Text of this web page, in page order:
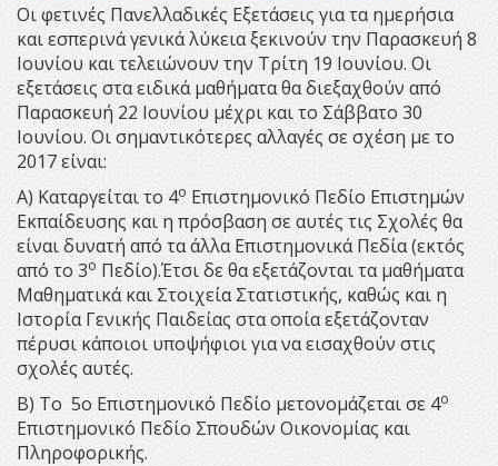
Οι φετινές Πανελλαδικές Εξετάσεις για τα ημερήσια
και εσπερινά γενικά λύκεια ξεκινούν την Παρασκευή 8
Ιουνίου και τελειώνουν την Τρίτη 19 Ιουνίου. Οι
εξετάσεις στα ειδικά μαθήματα θα διεξαχθούν από
Παρασκευή 22 Ιουνίου μέχρι και το Σάββατο 30
Ιουνίου. Οι σημαντικότερες αλλαγές σε σχέση με το
2017 είναι:
Α) Καταργείται το 4ο Επιστημονικό Πεδίο Επιστημών
Εκπαίδευσης και η πρόσβαση σε αυτές τις Σχολές θα
είναι δυνατή από τα άλλα Επιστημονικά Πεδία (εκτός
από το 3ο Πεδίο).Έτσι δε θα εξετάζονται τα μαθήματα
Μαθηματικά και Στοιχεία Στατιστικής, καθώς και η
Ιστορία Γενικής Παιδείας στα οποία εξετάζονταν
πέρυσι κάποιοι υποψήφιοι για να εισαχθούν στις
σχολές αυτές.
Β) Το 5ο Επιστημονικό Πεδίο μετονομάζεται σε 4ο
Επιστημονικό Πεδίο Σπουδών Οικονομίας και
Πληροφορικής.